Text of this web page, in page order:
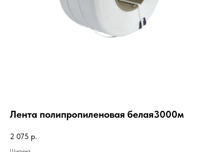
Лента полипропиленовая белая3000м
2 075 р.